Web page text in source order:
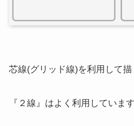
芯線(グリッド線)を利用して
『２線』はよく利用しています